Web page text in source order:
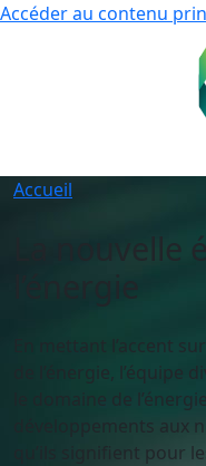
Accéder au contenu
Accueil
La nouvelle
En mettant l’accent
de l’énergie, l’équipe
le domaine de
développements aux
qu’ils signifient pour